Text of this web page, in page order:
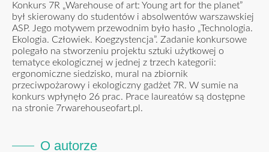
Konkurs 7R „Warehouse of art: Young art for the planet”
był skierowany do studentów i absolwentów warszawskiej
ASP. Jego motywem przewodnim było hasło „Technologia.
Ekologia. Człowiek. Koegzystencja”. Zadanie konkursowe
polegało na stworzeniu projektu sztuki użytkowej o
tematyce ekologicznej w jednej z trzech kategorii:
ergonomiczne siedzisko, mural na zbiornik
przeciwpożarowy i ekologiczny gadżet 7R. W sumie na
konkurs wpłynęło 26 prac. Prace laureatów są dostępne
na stronie 7rwarehouseofart.pl .
O autorze